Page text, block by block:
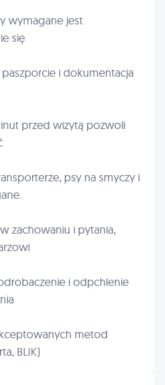
wymagane jest
się
i dokumentacja
przed wizytą pozwoli
psy na smyczy i
zachowaniu i pytania,
i odpchlenie
metod
BLIK)